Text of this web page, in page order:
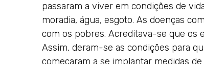
passaram a viver em condições de
moradia, água, esgoto. As doenças
com os pobres. Acreditava-se que os
Assim, deram-se as condições para
começaram a se implantar medidas